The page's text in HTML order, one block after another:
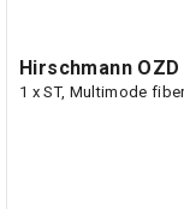
Hirschmann
1 x ST, Multimode